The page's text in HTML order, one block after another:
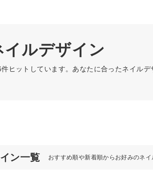
ルデザイン
ヒットしています。あなたに合ったネイル
ン一覧 おすすめ順や新着順からお好みのネイ